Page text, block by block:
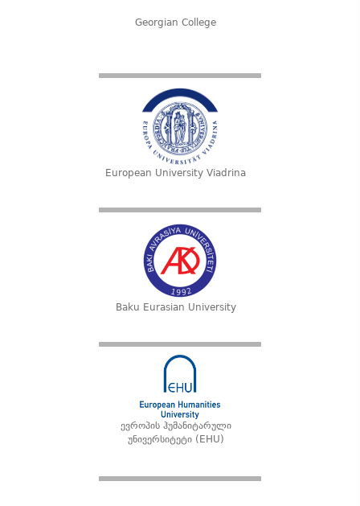
Georgian College
European University Viadrina
Baku Eurasian University
ევროპის ჰუმანიტარული
უნივერსიტეტი (EHU)